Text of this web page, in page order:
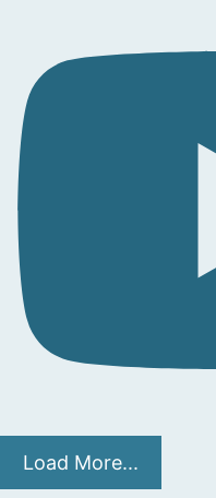
Load More...